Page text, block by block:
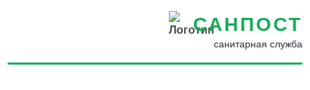
САНПОСТ
санитарная служба